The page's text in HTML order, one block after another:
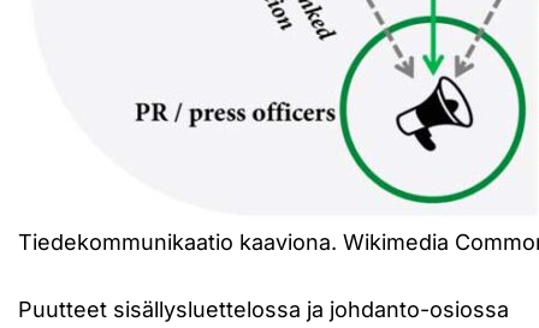
Tiedekommunikaatio kaaviona. Wikimedia
Puutteet sisällysluettelossa ja johdanto-osiossa